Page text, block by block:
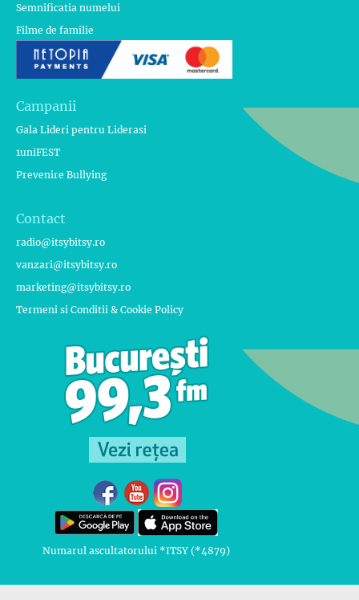
Semnificatia numelui
Filme de familie
Campanii
Gala Lideri pentru Liderasi
1uniFEST
Prevenire Bullying
Contact
radio@itsybitsy.ro
vanzari@itsybitsy.ro
marketing@itsybitsy.ro
Termeni si Conditii & Cookie Policy
Numarul ascultatorului *ITSY (*4879)